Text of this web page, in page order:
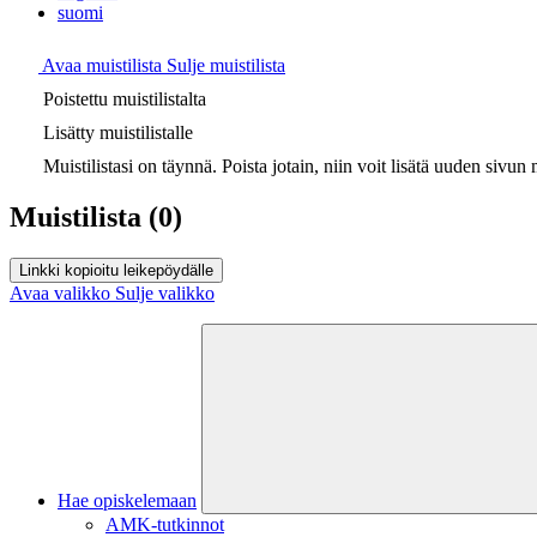
suomi
Avaa muistilista Sulje muistilista
Poistettu muistilistalta
Lisätty muistilistalle
Muistilistasi on täynnä. Poista jotain, niin voit lisätä uuden sivun
Muistilista (0)
Linkki kopioitu leikepöydälle
Avaa valikko Sulje valikko
Hae opiskelemaan
AMK-tutkinnot